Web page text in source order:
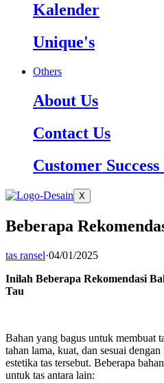
Kalender
Unique's
Others
About Us
Contact Us
Customer
X
Beberapa
tas ransel·04/01/2025
Inilah Beberapa Rekomendasi
Tau
Bahan yang bagus untuk membuat
tahan lama, kuat, dan sesuai
estetika tas tersebut. Beberapa
untuk tas antara lain: